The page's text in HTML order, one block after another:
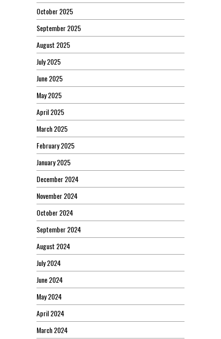
October 2025
September 2025
August 2025
July 2025
June 2025
May 2025
April 2025
March 2025
February 2025
January 2025
December 2024
November 2024
October 2024
September 2024
August 2024
July 2024
June 2024
May 2024
April 2024
March 2024